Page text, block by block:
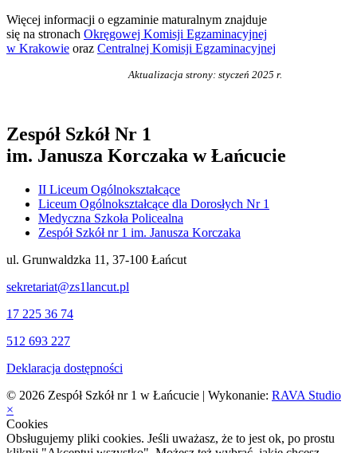
Więcej informacji o egzaminie maturalnym znajduje
się na stronach Okręgowej Komisji Egzaminacyjnej
w Krakowie oraz Centralnej Komisji Egzaminacyjnej
Aktualizacja strony: styczeń 2025 r.
Zespół Szkół Nr 1
im. Janusza Korczaka w Łańcucie
II Liceum Ogólnokształcące
Liceum Ogólnokształcące dla Dorosłych Nr 1
Medyczna Szkoła Policealna
Zespół Szkół nr 1 im. Janusza Korczaka
ul. Grunwaldzka 11, 37-100 Łańcut
sekretariat@zs1lancut.pl
17 225 36 74
512 693 227
Deklaracja dostępności
© 2026 Zespół Szkół nr 1 w Łańcucie | Wykonanie: RAVA Studio
×
Cookies
Obsługujemy pliki cookies. Jeśli uważasz, że to jest ok, po prostu